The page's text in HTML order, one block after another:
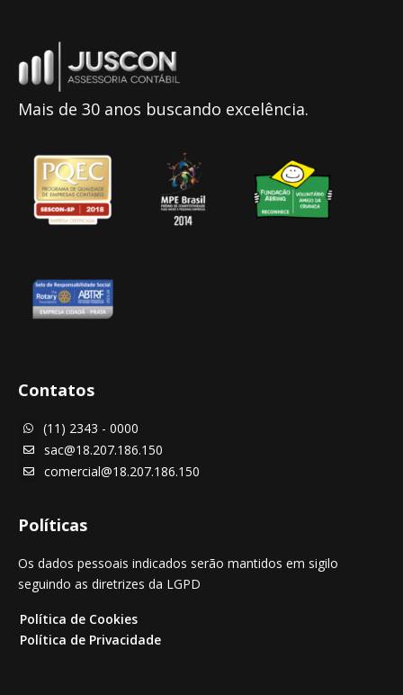
Mais de 30 anos buscando excelência.
Contatos
 (11) 2343 - 0000
 sac@18.207.186.150
 comercial@18.207.186.150
Políticas
Os dados pessoais indicados serão mantidos em sigilo
seguindo as diretrizes da LGPD
Política de Cookies
Política de Privacidade